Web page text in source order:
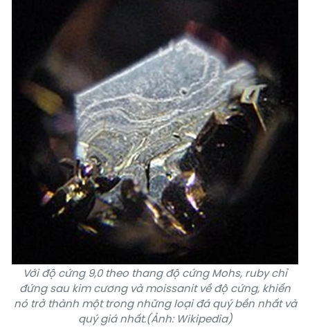
Với độ cứng 9,0 theo thang độ cứng Mohs, ruby chỉ
đứng sau kim cương và moissanit về độ cứng, khiến
nó trở thành một trong những loại đá quý bền nhất và
quý giá nhất.(Ảnh: Wikipedia)